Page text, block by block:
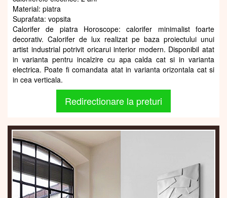
Material: piatra
Suprafata: vopsita
Calorifer de piatra Horoscope: calorifer minimalist foarte
decorativ. Calorifer de lux realizat pe baza proiectului unui
artist industrial potrivit oricarui interior modern. Disponibil atat
in varianta pentru incalzire cu apa calda cat si in varianta
electrica. Poate fi comandata atat in varianta orizontala cat si
in cea verticala.
Redirectionare la preturi